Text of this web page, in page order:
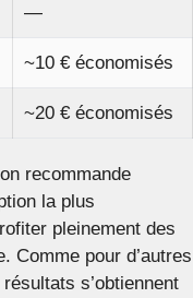
—
~10 € économisés
~20 € économisés
recommande
la plus
pleinement des
Comme pour d’autres
s’obtiennent